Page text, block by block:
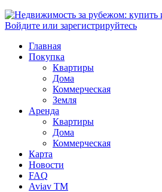
Войдите или зарегистрируйтесь
Главная
Покупка
Квартиры
Дома
Коммерческая
Земля
Аренда
Квартиры
Дома
Коммерческая
Карта
Новости
FAQ
Aviav TM